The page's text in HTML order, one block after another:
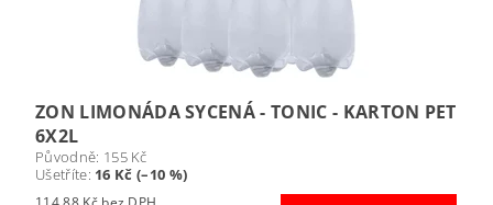
ZON LIMONÁDA SYCENÁ - TONIC - KARTON PET
6X2L
Původně: 155 Kč
Ušetříte: 16 Kč (–10 %)